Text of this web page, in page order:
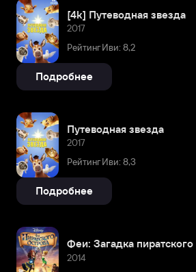
[4k] Путеводная звезда
2017
Рейтинг Иви: 8,2
Подробнее
Путеводная звезда
2017
Рейтинг Иви: 8,3
Подробнее
Феи: Загадка пиратского
2014